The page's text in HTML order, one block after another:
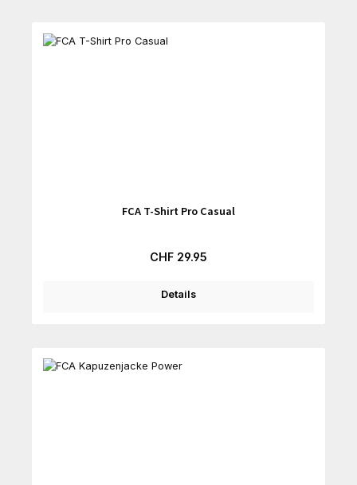
FCA T-Shirt Pro Casual
Regulärer Preis:
CHF 29.95
Details